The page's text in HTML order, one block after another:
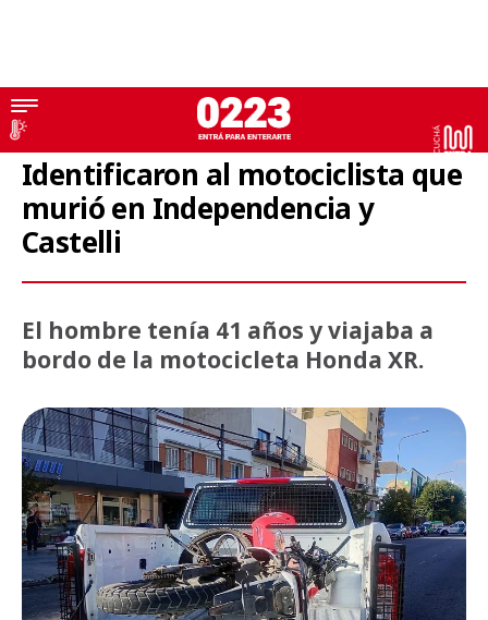
Siniestro fatal
Identificaron al motociclista que
murió en Independencia y
Castelli
El hombre tenía 41 años y viajaba a
bordo de la motocicleta Honda XR.